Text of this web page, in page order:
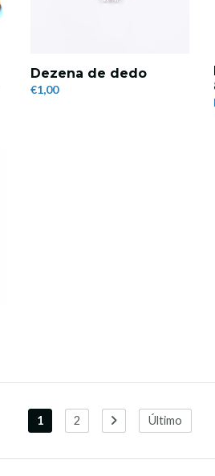
Dezena de dedo
€1,00
1 2 Último